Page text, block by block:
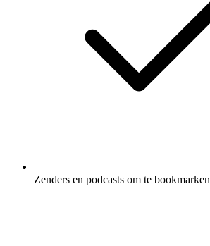
Zenders en podcasts om te bookmarken